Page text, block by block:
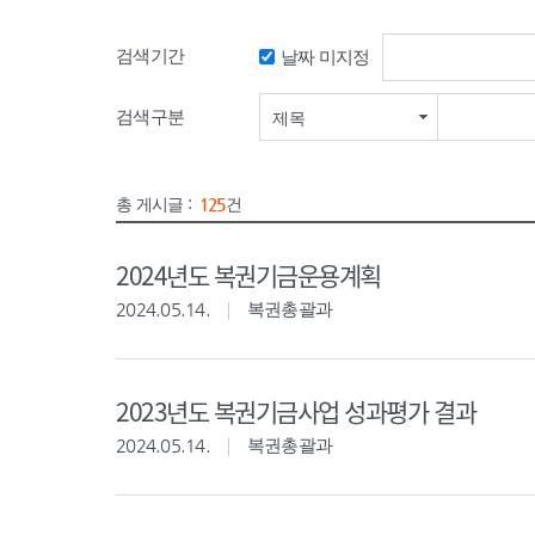
검색기간 날짜 미지정
검색구분 제목
총 게시글 : 125건
2024년도 복권기금운용계획
2024.05.14. 복권총괄과
2023년도 복권기금사업 성과평가 결과
2024.05.14. 복권총괄과